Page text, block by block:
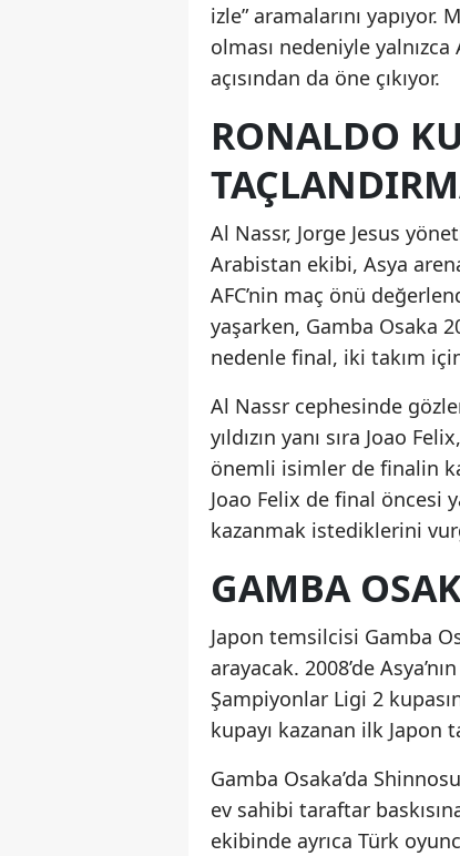
izle” aramalarını
olması nedeniyle
açısından da öne çıkıyor.
RONALDO
Al Nassr, Jorge Jesus
Arabistan ekibi, Asya
AFC’nin maç önü
yaşarken, Gamba Osaka
nedenle final, iki takım
Al Nassr cephesinde
yıldızın yanı sıra Joao
önemli isimler de finalin
Joao Felix de final öncesi
kazanmak istediklerini
GAMBA
Japon temsilcisi Gamba
arayacak. 2008’de
Şampiyonlar Ligi 2
kupayı kazanan ilk Japon
Gamba Osaka’da
ev sahibi taraftar
ekibinde ayrıca Türk